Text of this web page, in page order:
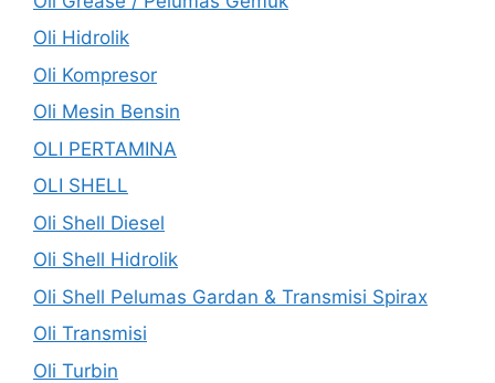
Oli Hidrolik
Oli Kompresor
Oli Mesin Bensin
OLI PERTAMINA
OLI SHELL
Oli Shell Diesel
Oli Shell Hidrolik
Oli Shell Pelumas Gardan & Transmisi Spirax
Oli Transmisi
Oli Turbin